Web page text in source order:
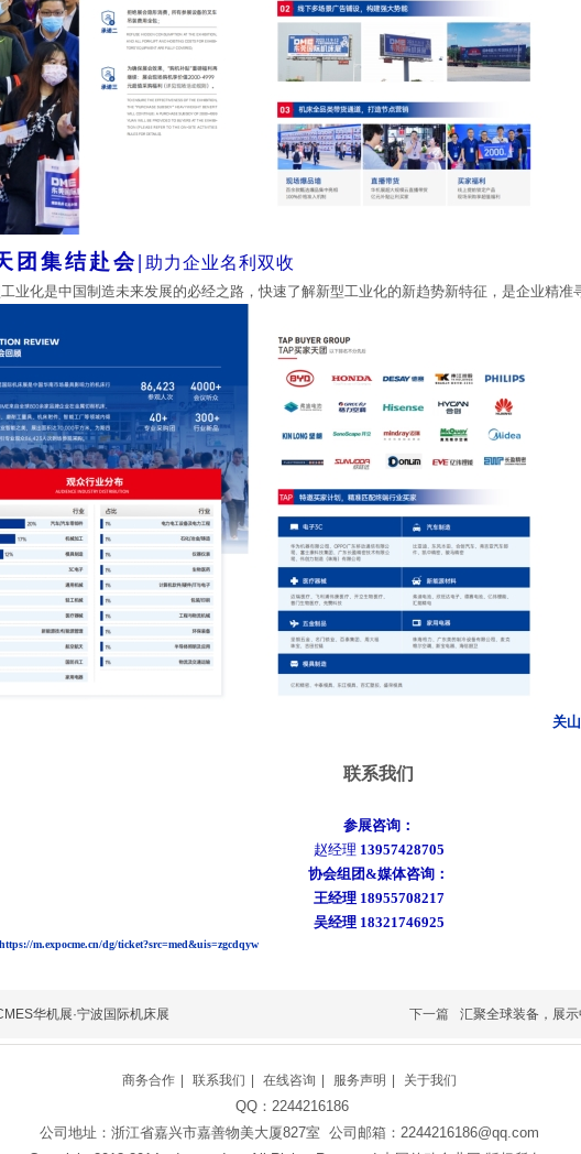
团集结赴会| 助力企业名利双收
业化是中国制造未来发展的必经之路，快速了解新型工业化的新趋势新特征，是企业精准
关
联系我们
参展咨询：
赵经理 13957428705
协会组团&媒体咨询：
王经理 18955708217
吴经理 18321746925
https://m.expocme.cn/dg/ticket?src=med&uis=zgcdqyw
华机展·宁波国际机床展 下一篇 汇聚全球装备，展
商务合作 联系我们 在线咨询 服务声明 关于我们
QQ：2244216186
公司地址：浙江省嘉兴市嘉善物美大厦827室 公司邮箱：2244216186@qq.com